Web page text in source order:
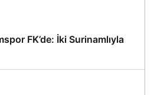
FK’de: İki Surinamlıyla